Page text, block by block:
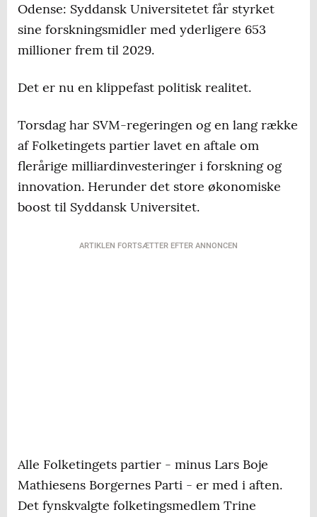
Odense: Syddansk Universitetet får styrket
sine forskningsmidler med yderligere 653
millioner frem til 2029.
Det er nu en klippefast politisk realitet.
Torsdag har SVM-regeringen og en lang række
af Folketingets partier lavet en aftale om
flerårige milliardinvesteringer i forskning og
innovation. Herunder det store økonomiske
boost til Syddansk Universitet.
ARTIKLEN FORTSÆTTER EFTER ANNONCEN
Alle Folketingets partier - minus Lars Boje
Mathiesens Borgernes Parti - er med i aften.
Det fynskvalgte folketingsmedlem Trine